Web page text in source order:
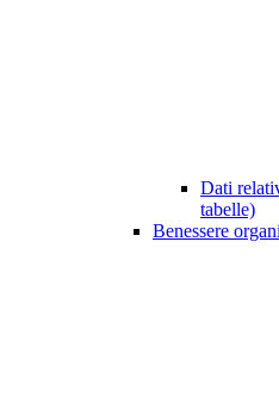
Dati
tabelle)
Benessere